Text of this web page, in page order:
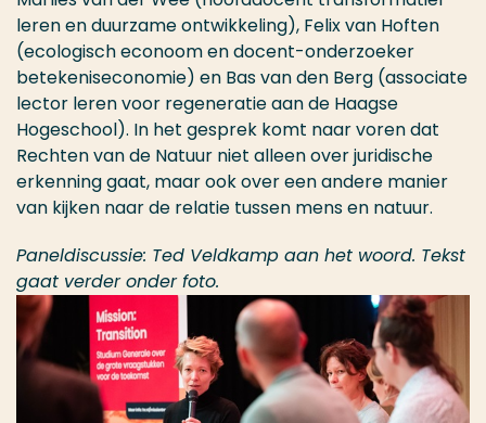
leren en duurzame ontwikkeling), Felix van Hoften
(ecologisch econoom en docent-onderzoeker
betekeniseconomie) en Bas van den Berg (associate
lector leren voor regeneratie aan de Haagse
Hogeschool). In het gesprek komt naar voren dat
Rechten van de Natuur niet alleen over juridische
erkenning gaat, maar ook over een andere manier
van kijken naar de relatie tussen mens en natuur.
Paneldiscussie: Ted Veldkamp aan het woord. Tekst
gaat verder onder foto.